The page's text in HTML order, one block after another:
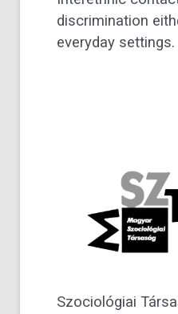
discrimination
everyday settings.
Szociológiai